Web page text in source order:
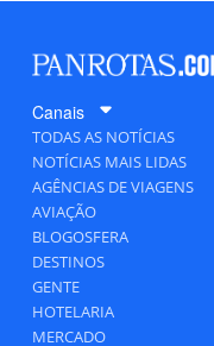
Canais
TODAS AS NOTÍCIAS
NOTÍCIAS MAIS LIDAS
AGÊNCIAS DE VIAGENS
AVIAÇÃO
BLOGOSFERA
DESTINOS
GENTE
HOTELARIA
MERCADO